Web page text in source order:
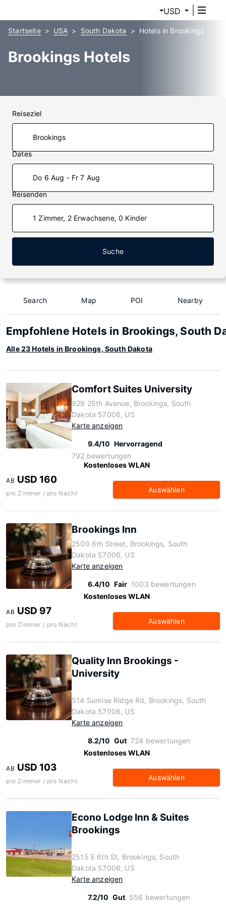
USD
Startseite USA South Dakota Hotels in Brookings
Brookings Hotels
Reiseziel
Dates
Do 6 Aug - Fr 7 Aug
Reisenden
1 Zimmer, 2 Erwachsene, 0 Kinder
Suche
Search Map POI Nearby
Empfohlene Hotels in Brookings, South
Alle 23 Hotels in Brookings, South Dakota
Comfort Suites University
929 25th Avenue, Brookings, South
Dakota 57006, US
Karte anzeigen
9.4/10 Hervorragend
792 bewertungen
Kostenloses WLAN
AB USD 160
pro Zimmer / pro Nacht Auswählen
Brookings Inn
2500 6th Street, Brookings, South
Dakota 57006, US
Karte anzeigen
6.4/10 Fair 1003 bewertungen
Kostenloses WLAN
AB USD 97
pro Zimmer / pro Nacht Auswählen
Quality Inn Brookings -
University
514 Sunrise Ridge Rd, Brookings, South
Dakota 57006, US
Karte anzeigen
8.2/10 Gut 724 bewertungen
Kostenloses WLAN
AB USD 103
pro Zimmer / pro Nacht Auswählen
Econo Lodge Inn & Suites
Brookings
2515 E 6th St, Brookings, South
Dakota 57006, US
Karte anzeigen
7.2/10 Gut 556 bewertungen